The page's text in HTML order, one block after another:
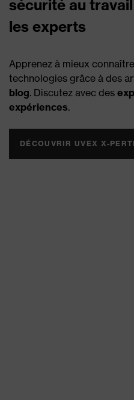
sécurité au
les experts
Apprenez à mieux
technologies grâce à des
blog. Discutez avec des
expériences.
DÉCOUVRIR UVEX X-